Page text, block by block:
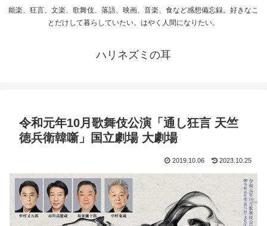
能楽、狂言、文楽、歌舞伎、落語、映画、音楽、食など感想備忘録。好きなこ
とだけして暮らしていたい。はやく人間になりたい。
ハリネズミの耳
令和元年10月歌舞伎公演「通し狂言 天竺
徳兵衛韓噺」国立劇場 大劇場
2019.10.06 2023.10.25